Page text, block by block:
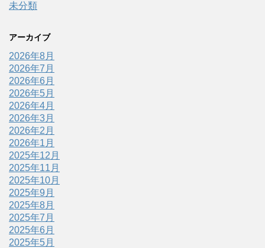
未分類
アーカイブ
2026年8月
2026年7月
2026年6月
2026年5月
2026年4月
2026年3月
2026年2月
2026年1月
2025年12月
2025年11月
2025年10月
2025年9月
2025年8月
2025年7月
2025年6月
2025年5月